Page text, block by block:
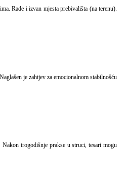
Rade i izvan mjesta prebivališta (na terenu).